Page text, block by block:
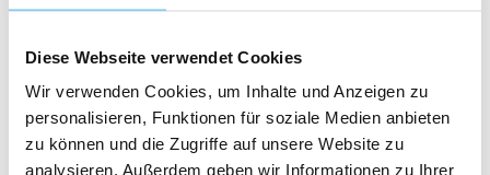
Diese Webseite verwendet Cookies
Wir verwenden Cookies, um Inhalte und Anzeigen zu
personalisieren, Funktionen für soziale Medien anbieten
zu können und die Zugriffe auf unsere Website zu
analysieren. Außerdem geben wir Informationen zu Ihrer
10-jährigen Zinsbindung finanzierst du die
Restschuld von rund 606.000 € weiter. Schon
% mehr Anfangstilgung oder eine jährliche
Sondertilgung verkürzt die Laufzeit um Jahre